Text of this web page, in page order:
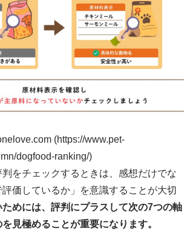
(https://www.pet-
dogfood-ranking/)
判をチェックするときは、感想だけでな
評価しているか」を意識することが大切
めには、評判にプラスして次の7つの軸
見極めることが重要になります。